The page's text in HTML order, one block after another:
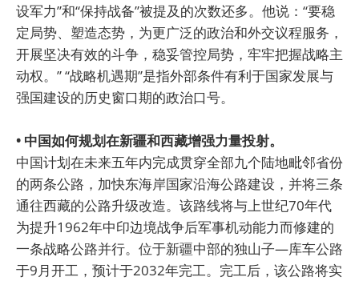
设军力”和“保持战备”被提及的次数还多。他说：“要稳
定局势、塑造态势，为更广泛的政治和外交议程服务，
开展坚决有效的斗争，稳妥管控局势，牢牢把握战略主
动权。” “战略机遇期”是指外部条件有利于国家发展与
强国建设的历史窗口期的政治口号。
• 中国如何规划在新疆和西藏增强力量投射。
中国计划在未来五年内完成贯穿全部九个陆地毗邻省份
的两条公路，加快东海岸国家沿海公路建设，并将三条
通往西藏的公路升级改造。该路线将与上世纪70年代
为提升1962年中印边境战争后军事机动能力而修建的
一条战略公路并行。位于新疆中部的独山子—库车公路
于9月开工，预计于2032年完工。完工后，该公路将实